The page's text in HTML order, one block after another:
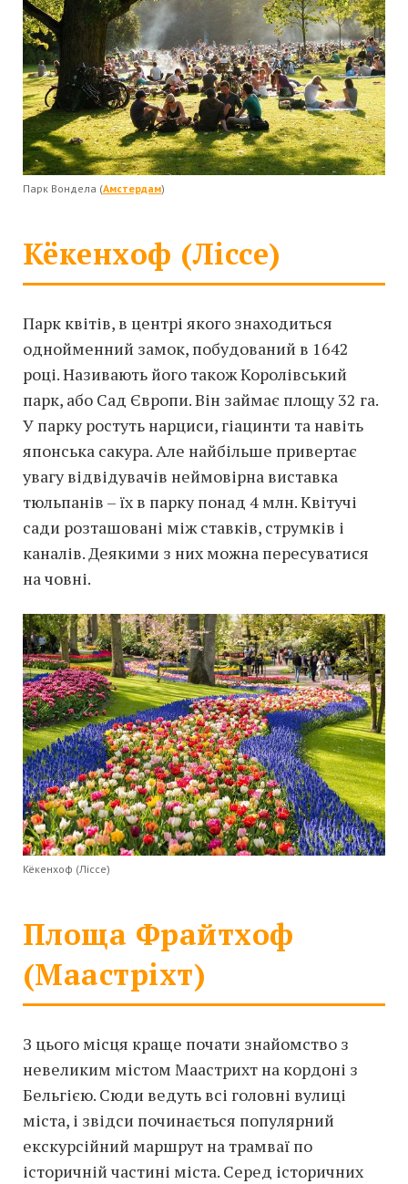
Парк Вондела (Амстердам)
Кёкенхоф (Ліссе)
Парк квітів, в центрі якого знаходиться
однойменний замок, побудований в 1642
році. Називають його також Королівський
парк, або Сад Європи. Він займає площу 32 га.
У парку ростуть нарциси, гіацинти та навіть
японська сакура. Але найбільше привертає
увагу відвідувачів неймовірна виставка
тюльпанів – їх в парку понад 4 млн. Квітучі
сади розташовані між ставків, струмків і
каналів. Деякими з них можна пересуватися
на човні.
Кёкенхоф (Ліссе)
Площа Фрайтхоф
(Маастріхт)
З цього місця краще почати знайомство з
невеликим містом Маастрихт на кордоні з
Бельгією. Сюди ведуть всі головні вулиці
міста, і звідси починається популярний
екскурсійний маршрут на трамваї по
історичній частині міста. Серед історичних